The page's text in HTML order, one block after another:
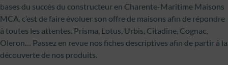
bases du succès du constructeur en Charente-Maritime Maisons
MCA, c’est de faire évoluer son offre de maisons afin de répondre
à toutes les attentes. Prisma, Lotus, Urbis, Citadine, Cognac,
Oleron… Passez en revue nos fiches descriptives afin de partir à la
découverte de nos produits.